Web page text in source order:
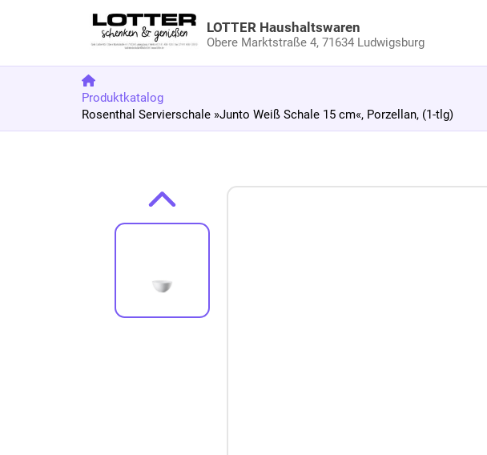
LOTTER Haushaltswaren
Obere Marktstraße 4, 71634 Ludwigsburg
Produktkatalog
Rosenthal Servierschale »Junto Weiß Schale 15 cm«, Porzellan, (1-tlg)
Zur Produktbeschreibung springen